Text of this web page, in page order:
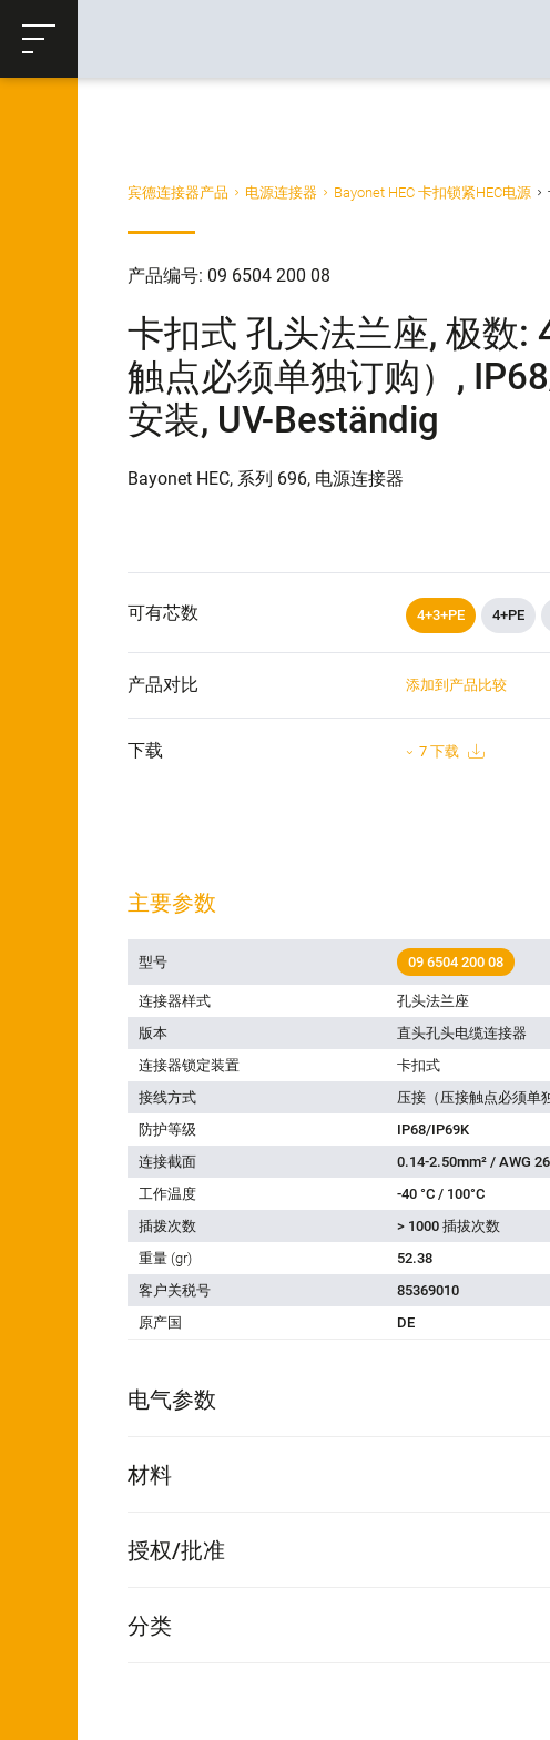
购物车
宾德连接器产品 电源连接器 Bayonet HEC 卡扣锁紧HEC电源
产品编号: 09 6504 200 08
卡扣式 孔头法兰座, 极数:
触点必须单独订购）,
安装, UV-Beständig
Bayonet HEC, 系列 696, 电源连接器
可有芯数 4+3+PE 4+PE
产品对比 添加到产品比较
下载 7 下载
主要参数
型号 09 6504 200 08
连接器样式
孔头法兰座
版本
直头孔头电缆连接器
连接器锁定装置
卡扣式
接线方式
压接（压接触点必须单
防护等级
IP68/IP69K
连接截面
0.14-2.50mm² / AWG
工作温度
-40 °C / 100°C
插拨次数
> 1000 插拔次数
重量 (gr)
52.38
客户关税号
85369010
原产国
DE
电气参数
材料
授权/批准
分类